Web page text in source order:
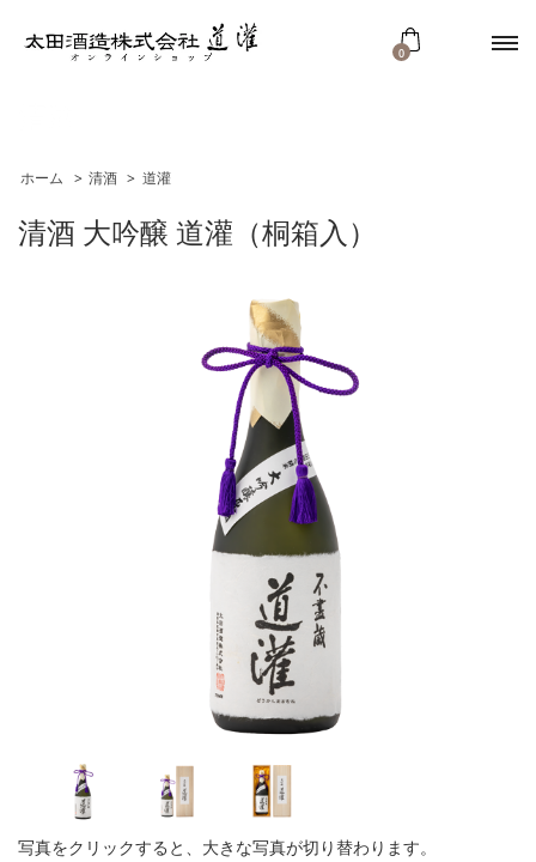
0
ホーム > 清酒 > 道灌
清酒 大吟醸 道灌（桐箱入）
写真をクリックすると、大きな写真が切り替わります。